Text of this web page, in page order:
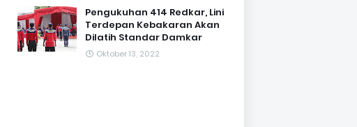
Pengukuhan 414 Redkar, Lini
Terdepan Kebakaran Akan
Dilatih Standar Damkar
Oktober 13, 2022